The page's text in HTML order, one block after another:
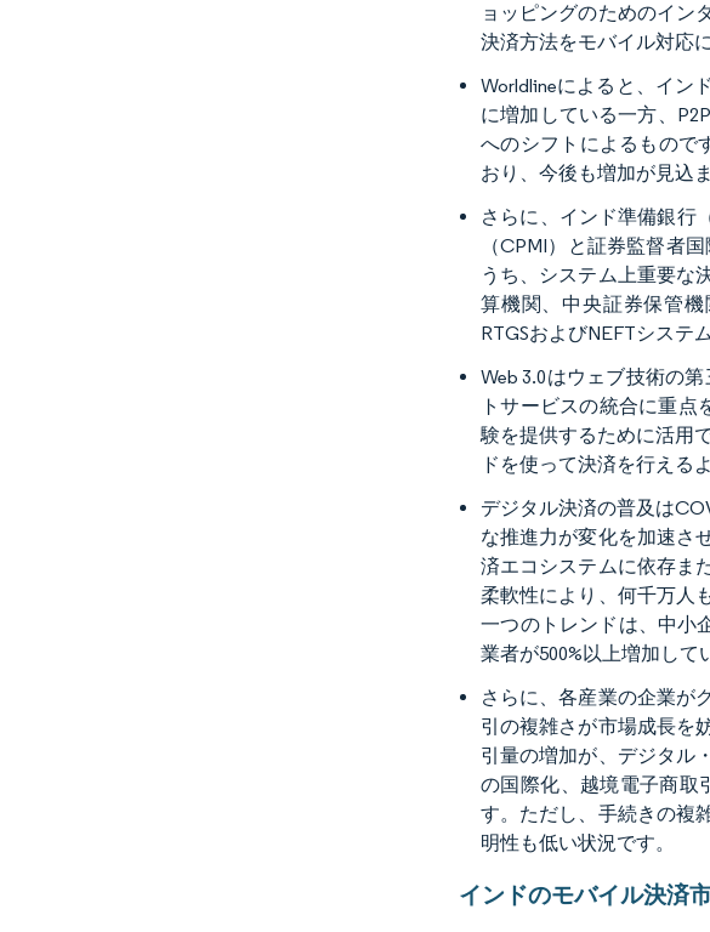
ョッピングのためのイン
決済方法をモバイル対応
Worldlineによると、イン
に増加している一方、
へのシフトによるもので
おり、今後も増加が見込
さらに、インド準備銀行
（CPMI）と証券監督者
うち、システム上重要な
算機関、中央証券保管
RTGSおよびNEFTシステ
Web 3.0はウェブ技術の
トサービスの統合に重
験を提供するために活用
ドを使って決済を行える
デジタル決済の普及は
な推進力が変化を加速さ
済エコシステムに依存ま
柔軟性により、何千万人
一つのトレンドは、中小
業者が500%以上増加して
さらに、各産業の企業が
引の複雑さが市場成長を
引量の増加が、デジタル
の国際化、越境電子商取
す。ただし、手続きの複
明性も低い状況です。
インドのモバイル決済